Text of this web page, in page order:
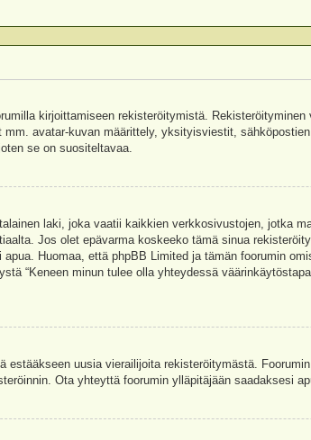
kirjoittamiseen rekisteröitymistä.
avatar-kuvan määrittely, yksityisviestit,
se on suositeltavaa.
laki, joka vaatii kaikkien verkkosivustojen, jotka
Jos olet epävarma koskeeko tämä sinua
Huomaa, että phpBB Limited ja tämän foorumin
“Keneen minun tulee olla yhteydessä
uusia vierailijoita rekisteröitymästä.
Ota yhteyttä foorumin ylläpitäjään saadaksesi